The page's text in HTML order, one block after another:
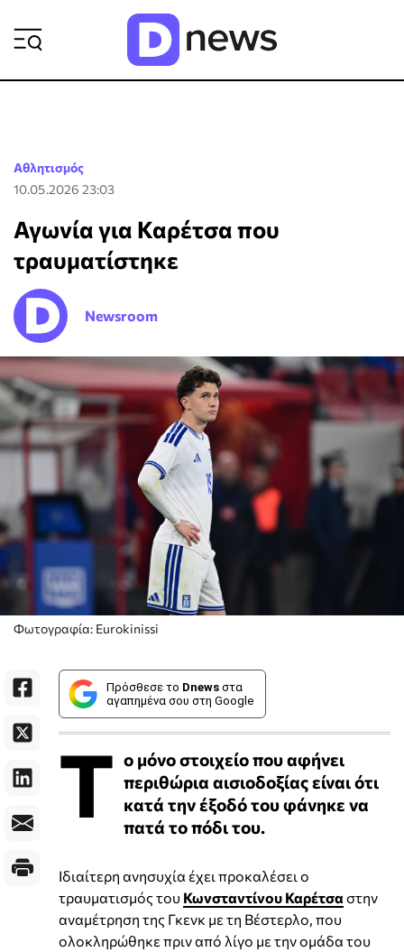
Αθλητισμός
10.05.2026 23:03
Αγωνία για Καρέτσα που
τραυματίστηκε
Newsroom
Φωτογραφία: Eurokinissi
Πρόσθεσε το Dnews στα
αγαπημένα σου στη Google
Τ ο μόνο στοιχείο που αφήνει
περιθώρια αισιοδοξίας είναι ότι
κατά την έξοδό του φάνηκε να
πατά το πόδι του.
Ιδιαίτερη ανησυχία έχει προκαλέσει ο
τραυματισμός του Κωνσταντίνου Καρέτσα στην
αναμέτρηση της Γκενκ με τη Βέστερλο, που
ολοκληρώθηκε πριν από λίγο με την ομάδα του